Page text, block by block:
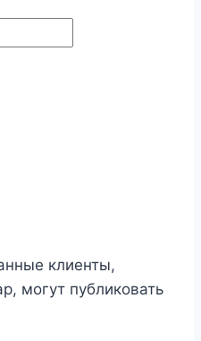
клиенты,
могут публиковать